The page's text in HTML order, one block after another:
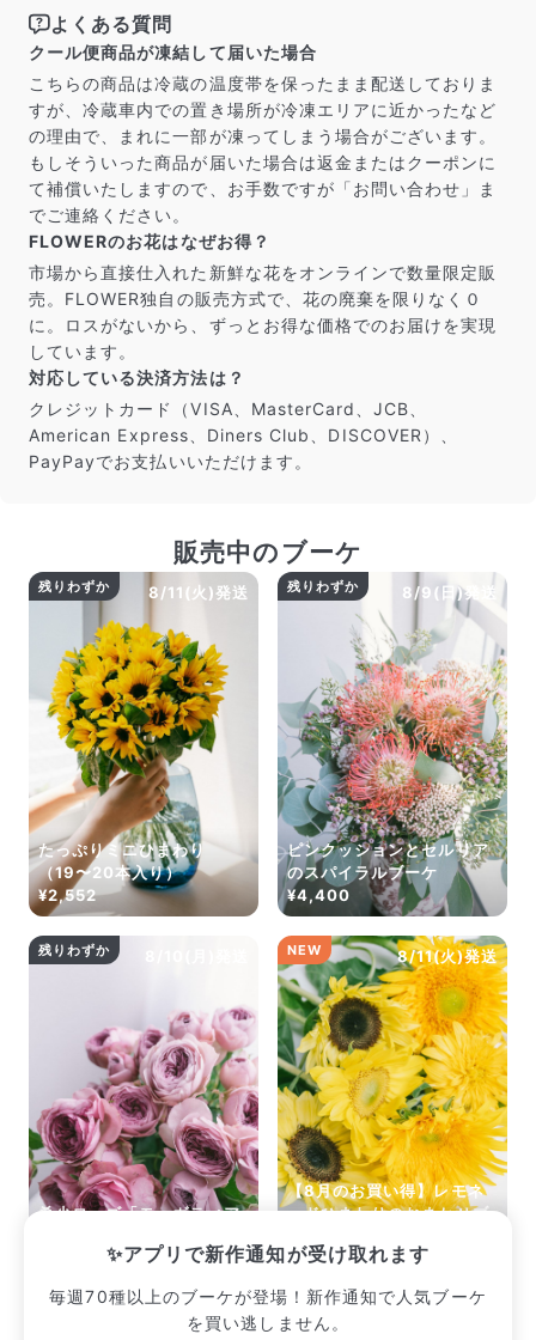
よくある質問
クール便商品が凍結して届いた場合
こちらの商品は冷蔵の温度帯を保ったまま配送しておりま
すが、冷蔵車内での置き場所が冷凍エリアに近かったなど
の理由で、まれに一部が凍ってしまう場合がございます。
もしそういった商品が届いた場合は返金またはクーポンに
て補償いたしますので、お手数ですが「お問い合わせ」ま
でご連絡ください。
FLOWERのお花はなぜお得？
市場から直接仕入れた新鮮な花をオンラインで数量限定販
売。FLOWER独自の販売方式で、花の廃棄を限りなく０
に。ロスがないから、ずっとお得な価格でのお届けを実現
しています。
対応している決済方法は？
クレジットカード（VISA、MasterCard、JCB、
American Express、Diners Club、DISCOVER）、
PayPayでお支払いいただけます。
✨アプリで新作通知が受け取れます
毎週70種以上のブーケが登場！新作通知で人気ブーケ
を買い逃しません。
販売中のブーケ
8/11(火)発送
残りわずか
たっぷりミニひまわり
（19〜20本入り）
¥2,552
8/9(日)発送
残りわずか
ピンクッションとセルリア
のスパイラルブーケ
¥4,400
残りわずか
希少ローズ「モーヴティア
8/11(火)発送
NEW
【8月のお買い得】レモネ
ードひまわりのおまかせブ
¥2,409
販売中のブーケ一覧へ